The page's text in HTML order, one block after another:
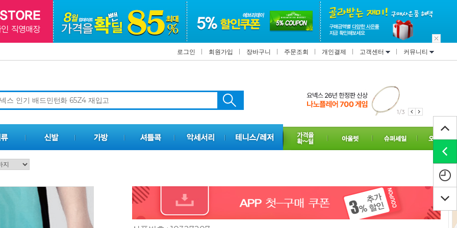
로그인 회원가입 장바구니 주문조회 개인결제 고객센터 커뮤니티
2/3